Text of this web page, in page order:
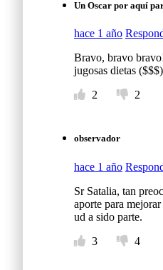
Un Oscar por aquí
hace 1 año
Bravo, bravo
jugosas dietas
2
2
observador
hace 1 año
Sr Satalia, tan
aporte para
ud a sido parte.
3
4